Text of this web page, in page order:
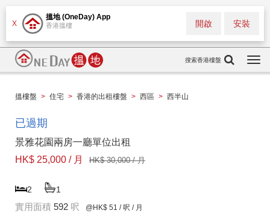
X
搵地 (OneDay) App
香港搵樓 安裝
開啟
搜索香港樓盤
搵樓盤 > 住宅 > 香港的出租樓盤 > 西區 > 西半山
已過期
景雅花園兩房一廳單位出租
HK$ 25,000 / 月
HK$ 30,000 / 月
2 1
實用面積 592 呎 @HK$ 51 / 呎 / 月